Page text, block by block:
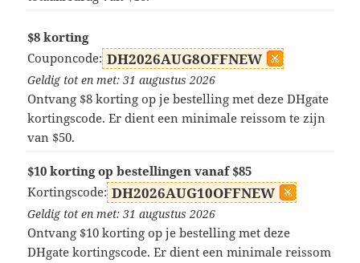
$8 korting
Couponcode: DH2026AUG8OFFNEW
Geldig tot en met: 31 augustus 2026
Ontvang $8 korting op je bestelling met deze DHgate
kortingscode. Er dient een minimale reissom te zijn
van $50.
$10 korting op bestellingen vanaf $85
Kortingscode: DH2026AUG10OFFNEW
Geldig tot en met: 31 augustus 2026
Ontvang $10 korting op je bestelling met deze
DHgate kortingscode. Er dient een minimale reissom